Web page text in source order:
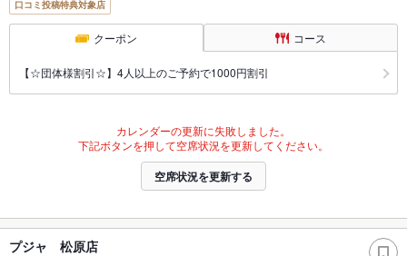
口コミ投稿特典対象店
クーポン コース
【☆団体様割引☆】4人以上のご予約で1000円割引
カレンダーの更新に失敗しました。
下記ボタンを押して空席状況を更新してください。
空席状況を更新する
プジャ 松原店